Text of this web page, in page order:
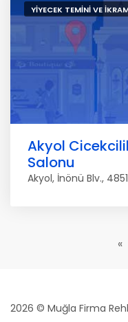
YIYECEK TEMINI VE
Akyol
Salonu
Akyol, İnönü Blv.,
«
2026 © Muğla Firma